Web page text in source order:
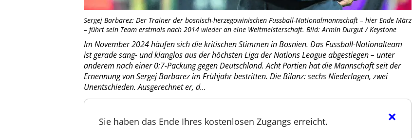
Sergej Barbarez: Der Trainer der bosnisch-herzegowinischen Fussball-Nationalmannschaft – hier Ende März
– führt sein Team erstmals nach 2014 wieder an eine Weltmeisterschaft. Bild: Armin Durgut / Keystone
Im November 2024 häufen sich die kritischen Stimmen in Bosnien. Das Fussball-Nationalteam
ist gerade sang- und klanglos aus der höchsten Liga der Nations League abgestiegen – unter
anderem nach einer 0:7-Packung gegen Deutschland. Acht Partien hat die Mannschaft seit der
Ernennung von Sergej Barbarez im Frühjahr bestritten. Die Bilanz: sechs Niederlagen, zwei
Unentschieden. Ausgerechnet er, d...
×
Sie haben das Ende Ihres kostenlosen Zugangs erreicht.